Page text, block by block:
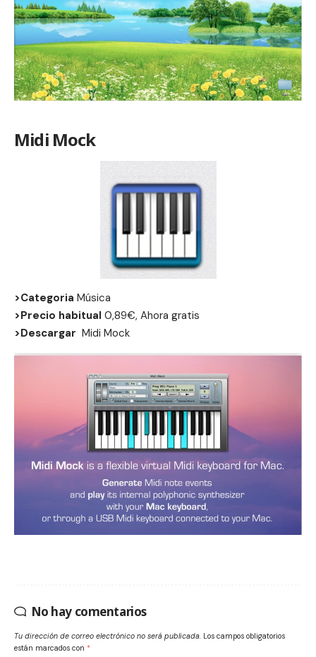
Midi Mock
>Categoria Música
>Precio habitual 0,89€, Ahora gratis
>Descargar Midi Mock
No hay comentarios
Tu dirección de correo electrónico no será publicada. Los campos obligatorios
están marcados con *